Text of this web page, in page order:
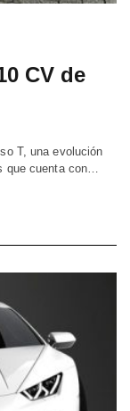
CV de
T, una evolución
que cuenta con…